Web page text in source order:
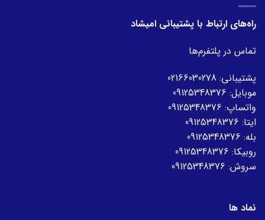
راه‌های ارتباط با پشتیبانی امیشاد
تماس در پلتفرم‌ها
پشتیبانی: 02166030278
موبایل: 09125348376
واتساپ: 09125348376
ایتا: 09125348376
بله: 09125348376
روبیکا: 09125348376
سروش: 09125348376
نماد ها